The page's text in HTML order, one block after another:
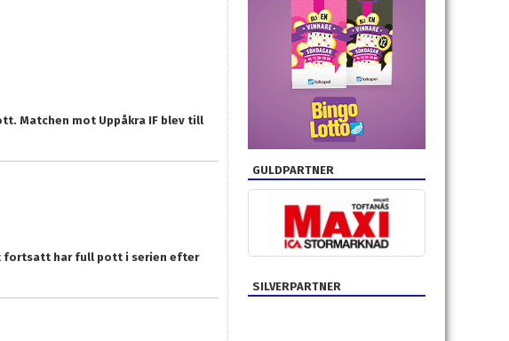
Matchen mot Uppåkra IF blev till
fortsatt har full pott i serien efter
GULDPARTNER
SILVERPARTNER